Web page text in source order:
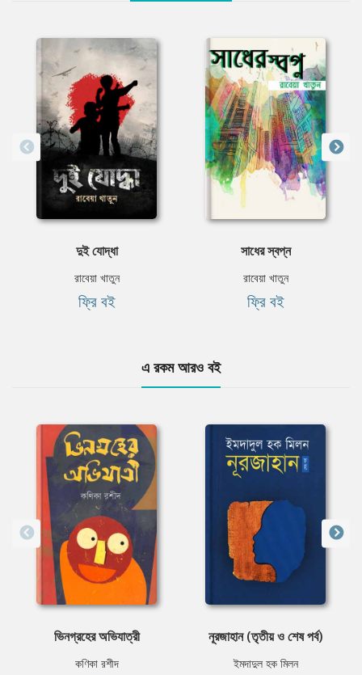
দুই যোদ্ধা
রাবেয়া খাতুন
ফ্রি বই
সাধের স্বপ্ন
রাবেয়া খাতুন
ফ্রি বই
এ রকম আরও বই
ভিনগ্রহের অভিযাত্রী
কণিকা রশীদ
নূরজাহান (তৃতীয় ও শেষ পর্ব)
ইমদাদুল হক মিলন